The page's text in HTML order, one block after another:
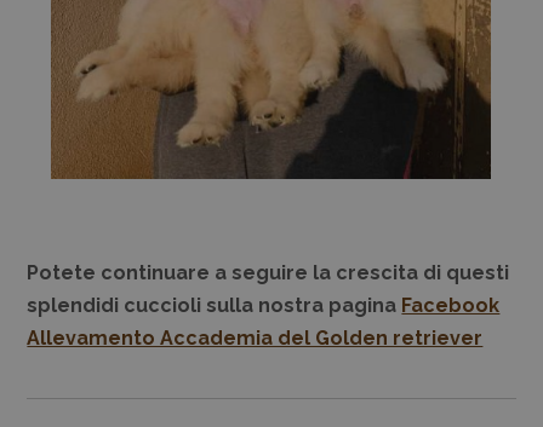
Potete continuare a seguire la crescita di questi
splendidi cuccioli sulla nostra pagina Facebook
Allevamento Accademia del Golden retriever